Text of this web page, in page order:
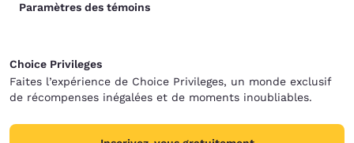
Paramètres des témoins
Choice Privileges
Faites l’expérience de Choice Privileges, un monde exclusif
de récompenses inégalées et de moments inoubliables.